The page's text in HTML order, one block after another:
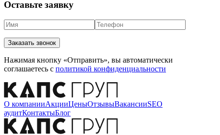
Оставьте заявку
Заказать звонок
Нажимая кнопку «Отправить», вы автоматически
соглашаетесь с политикой конфиденциальности
О компанииАкцииЦеныОтзывыВакансииSEO
аудитКонтактыБлог